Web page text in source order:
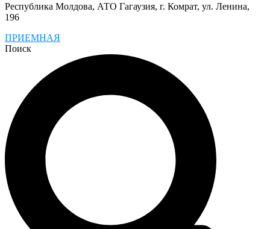
Республика Молдова, АТО Гагаузия, г. Комрат, ул. Ленина,
196
ПРИЕМНАЯ
Поиск